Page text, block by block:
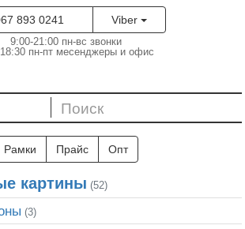
893 0241 Viber
9:00-21:00 пн-вс звонки
пн-пт месенджеры и офис
Рамки Прайс Опт
картины (52)
(3)